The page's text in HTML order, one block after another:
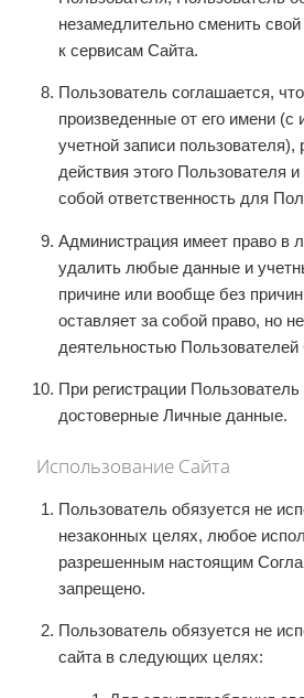
незамедлительно сменить
к сервисам Сайта.
Пользователь соглашается,
произведенные от его имени (с
учетной записи пользователя),
действия этого Пользователя
собой ответственность для
Администрация имеет право в
удалить любые данные и
причине или вообще без
оставляет за собой право, но
деятельностью Пользователей
При регистрации Пользователь
достоверные Личные данные.
Использование Сайта
Пользователь обязуется не
незаконных целях, любое
разрешенным настоящим
запрещено.
Пользователь обязуется не
сайта в следующих целях: